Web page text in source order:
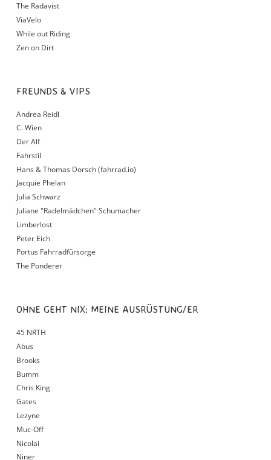
The Radavist
ViaVelo
While out Riding
Zen on Dirt
FREUNDS & VIPS
Andrea Reidl
C. Wien
Der Alf
Fahrstil
Hans & Thomas Dorsch (fahrrad.io)
Jacquie Phelan
Julia Schwarz
Juliane "Radelmädchen" Schumacher
Limberlost
Peter Eich
Portus Fahrradfürsorge
The Ponderer
OHNE GEHT NIX: MEINE AUSRÜSTUNG/ER
45 NRTH
Abus
Brooks
Bumm
Chris King
Gates
Lezyne
Muc-Off
Nicolai
Niner